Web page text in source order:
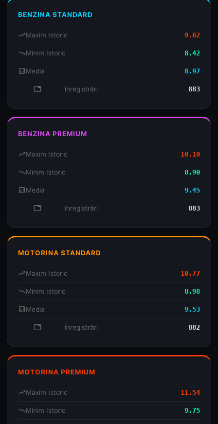
BENZINA STANDARD
trending_upMaxim Istoric 9.62
trending_downMinim Istoric 8.42
analyticsMedia 8.97
database înregistrări 883
BENZINA PREMIUM
trending_upMaxim Istoric 10.10
trending_downMinim Istoric 8.90
analyticsMedia 9.45
database înregistrări 883
MOTORINA STANDARD
trending_upMaxim Istoric 10.77
trending_downMinim Istoric 8.98
analyticsMedia 9.53
database înregistrări 882
MOTORINA PREMIUM
trending_upMaxim Istoric 11.54
trending_downMinim Istoric 9.75